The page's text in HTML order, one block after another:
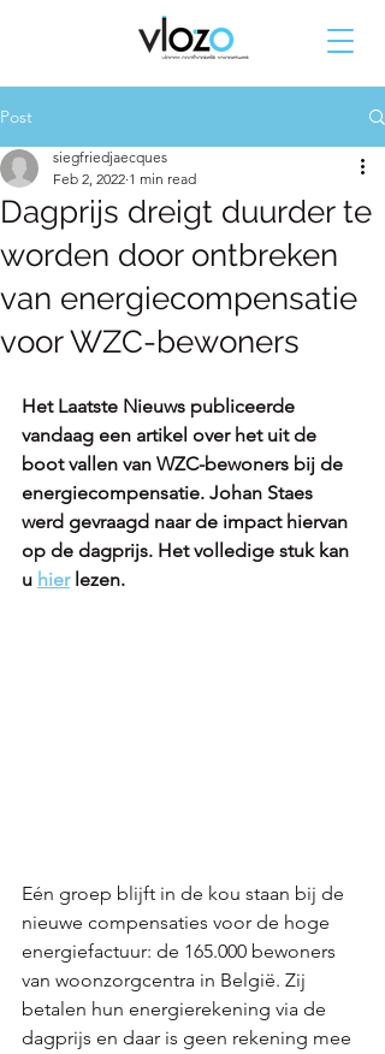
Post
Dagprijs dreigt duurder te
worden door ontbreken
van energiecompensatie
voor WZC-bewoners
siegfriedjaecques
Feb 2, 2022 1 min read
Het Laatste Nieuws publiceerde
vandaag een artikel over het uit de
boot vallen van WZC-bewoners bij de
energiecompensatie. Johan Staes
werd gevraagd naar de impact hiervan
op de dagprijs. Het volledige stuk kan
u hier lezen.
Eén groep blijft in de kou staan bij de
nieuwe compensaties voor de hoge
energiefactuur: de 165.000 bewoners
van woonzorgcentra in België. Zij
betalen hun energierekening via de
dagprijs en daar is geen rekening mee